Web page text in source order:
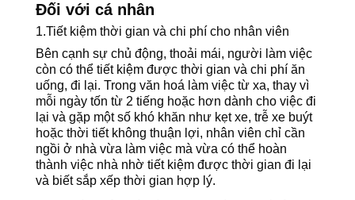
Đối với cá nhân
1.Tiết kiệm thời gian và chi phí cho nhân viên
Bên cạnh sự chủ động, thoải mái, người làm việc
còn có thể tiết kiệm được thời gian và chi phí ăn
uống, đi lại. Trong văn hoá làm việc từ xa, thay vì
mỗi ngày tốn từ 2 tiếng hoặc hơn dành cho việc đi
lại và gặp một số khó khăn như kẹt xe, trễ xe buýt
hoặc thời tiết không thuận lợi, nhân viên chỉ cần
ngồi ở nhà vừa làm việc mà vừa có thể hoàn
thành việc nhà nhờ tiết kiệm được thời gian đi lại
và biết sắp xếp thời gian hợp lý.